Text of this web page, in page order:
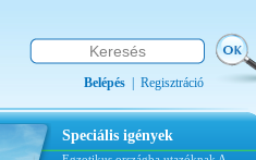
Belépés Regisztráció
Speciális igények